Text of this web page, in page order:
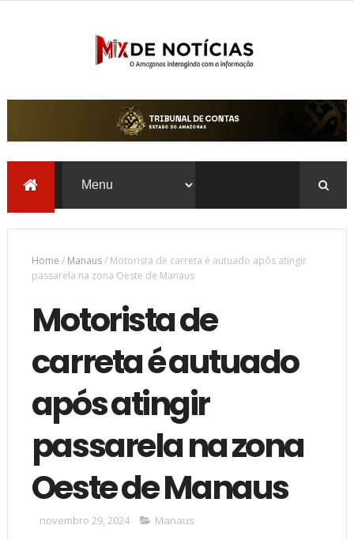
Home / Manaus/ Motorista de carreta é autuado após atingir
passarela na zona Oeste de Manaus
Motorista de
carreta é autuado
após atingir
passarela na zona
Oeste de Manaus
novembro 29, 2024 Manaus